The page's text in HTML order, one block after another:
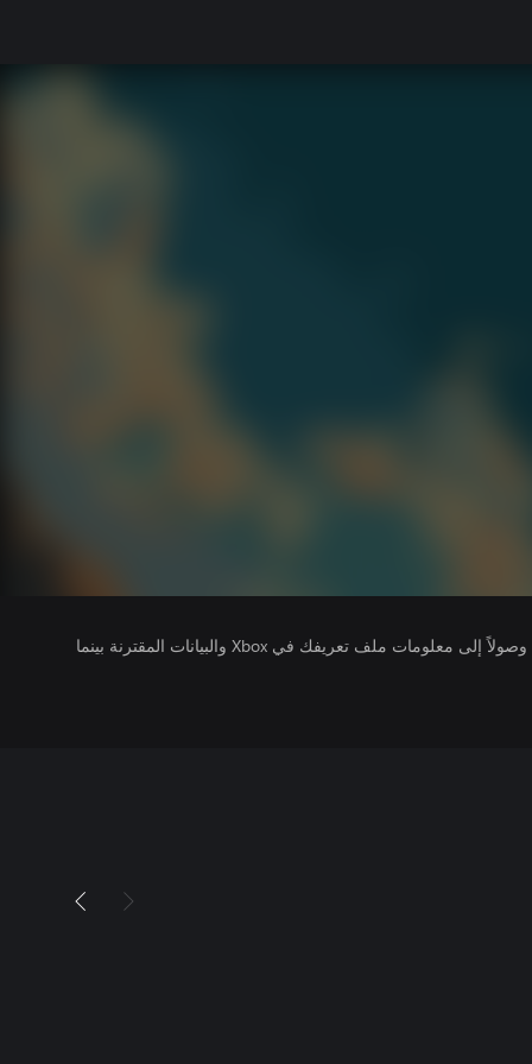
يتلقى ناشرو الألعاب التي تقوم بتشغيلها وصولاً إلى معلومات ملف تعريفك في Xbox والبيانات المقترنة بينما